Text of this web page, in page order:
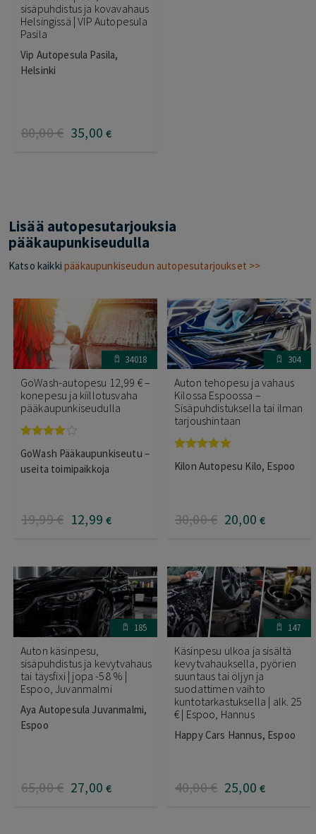
sisäpuhdistus ja kovavahaus
Helsingissä | VIP Autopesula
Pasila
Vip Autopesula Pasila,
Helsinki
80,00€ 35,00 €
Lisää autopesutarjouksia
pääkaupunkiseudulla
Katso kaikki pääkaupunkiseudun autopesutarjoukset >>
34018
GoWash-autopesu 12,99 € –
konepesu ja kiillotusvaha
pääkaupunkiseudulla
tuotteesta:
3.95/ 5
GoWash Pääkaupunkiseutu –
useita toimipaikkoja
19,99€ 12,99 €
304
Auton tehopesu ja vahaus
Kilossa Espoossa –
Sisäpuhdistuksella tai ilman
tarjoushintaan
tuotteesta:
Kilon Autopesu Kilo, Espoo
30,00€ 20,00 €
185
Auton käsinpesu,
sisäpuhdistus ja kevytvahaus
tai täysfixi | jopa -58 % |
Espoo, Juvanmalmi
Aya Autopesula Juvanmalmi,
Espoo
65,00€ 27,00 €
147
Käsinpesu ulkoa ja sisältä
kevytvahauksella, pyörien
suuntaus tai öljyn ja
suodattimen vaihto
kuntotarkastuksella | alk. 25
€ | Espoo, Hannus
Happy Cars Hannus, Espoo
40,00€ 25,00 €